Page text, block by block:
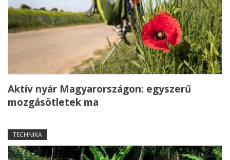
Aktív nyár Magyarországon: egyszerű
mozgásötletek ma
TECHNIKA